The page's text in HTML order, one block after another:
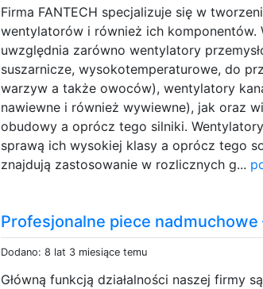
Firma FANTECH specjalizuje się w
wentylatorów i również ich komponentów.
uwzględnia zarówno wentylatory
suszarnicze, wysokotemperaturowe, do
warzyw a także owoców), wentylatory
nawiewne i również wywiewne), jak oraz
obudowy a oprócz tego silniki.
sprawą ich wysokiej klasy a oprócz tego
znajdują zastosowanie w rozlicznych g...
Profesjonalne piece nadmuchowe
Dodano: 8 lat 3 miesiące temu
Główną funkcją działalności naszej firmy